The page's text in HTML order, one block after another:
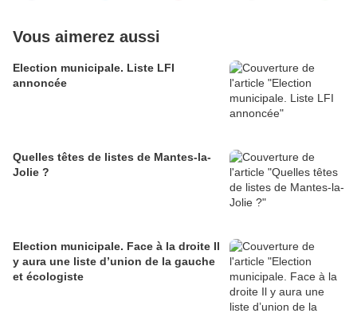
Vous aimerez aussi
Election municipale. Liste LFI
annoncée
Quelles têtes de listes de Mantes-la-
Jolie ?
Election municipale. Face à la droite Il
y aura une liste d’union de la gauche
et écologiste